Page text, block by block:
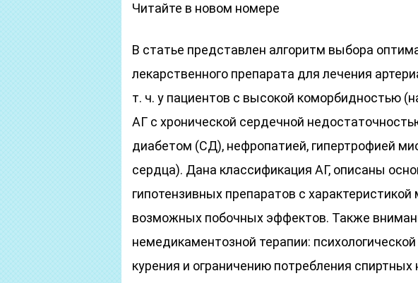
Читайте в новом номере
В статье представлен алгоритм выбора
лекарственного препарата для лечения
т. ч. у пациентов с высокой коморбидностью
АГ с хронической сердечной
диабетом (СД), нефропатией, гипертрофией
сердца). Дана классификация АГ, описаны
гипотензивных препаратов с
возможных побочных эффектов. Также
немедикаментозной терапии: психологической
курения и ограничению потребления спиртных